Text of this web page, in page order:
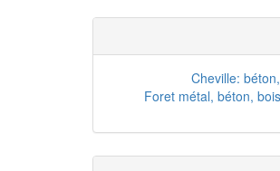
Cheville:
Foret métal, béton,